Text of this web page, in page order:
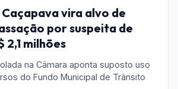
vira alvo de
por suspeita de
2,1 milhões
na Câmara aponta suposto uso
do Fundo Municipal de Trânsito